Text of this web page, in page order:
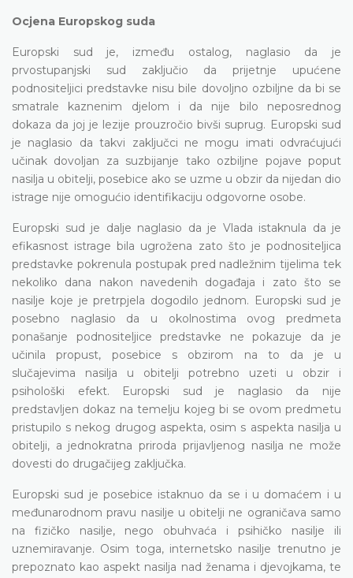
Ocjena Europskog suda
Europski sud je, između ostalog, naglasio da je
prvostupanjski sud zaključio da prijetnje upućene
podnositeljici predstavke nisu bile dovoljno ozbiljne da bi se
smatrale kaznenim djelom i da nije bilo neposrednog
dokaza da joj je lezije prouzročio bivši suprug. Europski sud
je naglasio da takvi zaključci ne mogu imati odvraćujući
učinak dovoljan za suzbijanje tako ozbiljne pojave poput
nasilja u obitelji, posebice ako se uzme u obzir da nijedan dio
istrage nije omogućio identifikaciju odgovorne osobe.
Europski sud je dalje naglasio da je Vlada istaknula da je
efikasnost istrage bila ugrožena zato što je podnositeljica
predstavke pokrenula postupak pred nadležnim tijelima tek
nekoliko dana nakon navedenih događaja i zato što se
nasilje koje je pretrpjela dogodilo jednom. Europski sud je
posebno naglasio da u okolnostima ovog predmeta
ponašanje podnositeljice predstavke ne pokazuje da je
učinila propust, posebice s obzirom na to da je u
slučajevima nasilja u obitelji potrebno uzeti u obzir i
psihološki efekt. Europski sud je naglasio da nije
predstavljen dokaz na temelju kojeg bi se ovom predmetu
pristupilo s nekog drugog aspekta, osim s aspekta nasilja u
obitelji, a jednokratna priroda prijavljenog nasilja ne može
dovesti do drugačijeg zaključka.
Europski sud je posebice istaknuo da se i u domaćem i u
međunarodnom pravu nasilje u obitelji ne ograničava samo
na fizičko nasilje, nego obuhvaća i psihičko nasilje ili
uznemiravanje. Osim toga, internetsko nasilje trenutno je
prepoznato kao aspekt nasilja nad ženama i djevojkama, te